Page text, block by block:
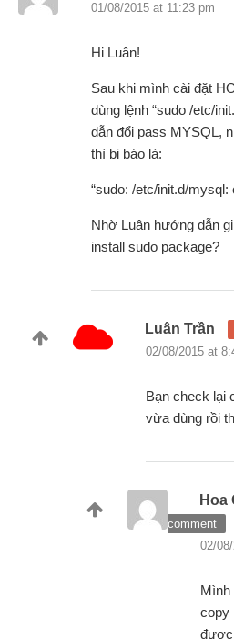
01/08/2015 at 11:23 pm
Hi Luân!
Sau khi mình cài đặt
dùng lệnh “sudo /etc/
dẫn đổi pass MYSQL,
thì bị báo là:
“sudo: /etc/init.d/mysql:
Nhờ Luân hướng dẫn
install sudo package?
Luân Trần
02/08/2015 at
Bạn check lại
vừa dùng rồi
Hoa
comment
02/
Mình
copy